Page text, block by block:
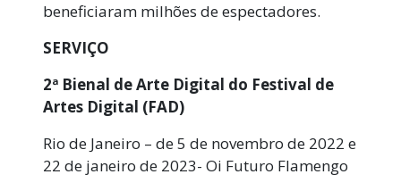
beneficiaram milhões de espectadores.
SERVIÇO
2ª Bienal de Arte Digital do Festival de
Artes Digital (FAD)
Rio de Janeiro – de 5 de novembro de 2022 e
22 de janeiro de 2023- Oi Futuro Flamengo